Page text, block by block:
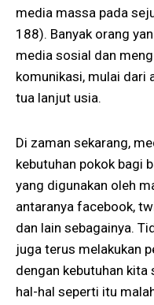
media massa pada
188). Banyak orang
media sosial dan
komunikasi, mulai dari
tua lanjut usia.
Di zaman sekarang,
kebutuhan pokok bagi
yang digunakan oleh
antaranya facebook,
dan lain sebagainya.
juga terus melakukan
dengan kebutuhan kita
hal-hal seperti itu